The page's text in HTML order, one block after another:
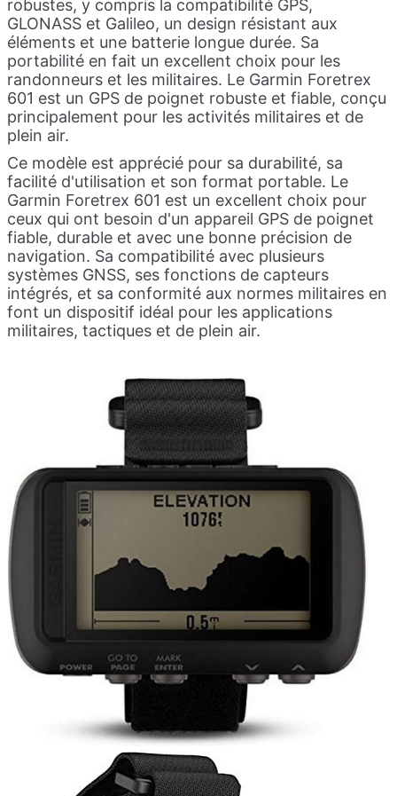
robustes, y compris la compatibilité GPS,
GLONASS et Galileo, un design résistant aux
éléments et une batterie longue durée. Sa
portabilité en fait un excellent choix pour les
randonneurs et les militaires. Le Garmin Foretrex
601 est un GPS de poignet robuste et fiable, conçu
principalement pour les activités militaires et de
plein air.
Ce modèle est apprécié pour sa durabilité, sa
facilité d'utilisation et son format portable. Le
Garmin Foretrex 601 est un excellent choix pour
ceux qui ont besoin d'un appareil GPS de poignet
fiable, durable et avec une bonne précision de
navigation. Sa compatibilité avec plusieurs
systèmes GNSS, ses fonctions de capteurs
intégrés, et sa conformité aux normes militaires en
font un dispositif idéal pour les applications
militaires, tactiques et de plein air.